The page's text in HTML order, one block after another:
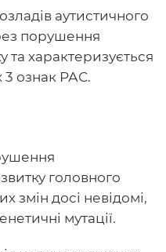
аутистичного
порушення
та характеризується
ознак РАС.
головного
змін досі невідомі,
мутації.